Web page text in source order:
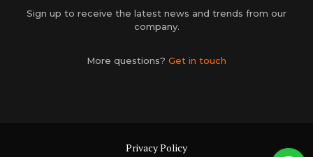
Sign up to receive the latest news and trends from our
company.
More questions? Get in touch
Privacy Policy